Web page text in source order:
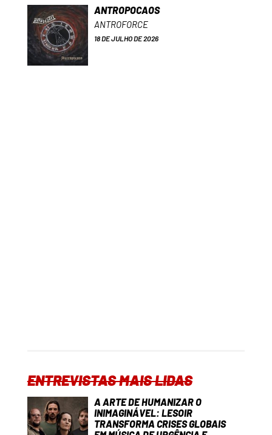
ANTROPOCAOS
ANTROFORCE
18 DE JULHO DE 2026
ENTREVISTAS MAIS LIDAS
A ARTE DE HUMANIZAR O
INIMAGINÁVEL: LESOIR
TRANSFORMA CRISES GLOBAIS